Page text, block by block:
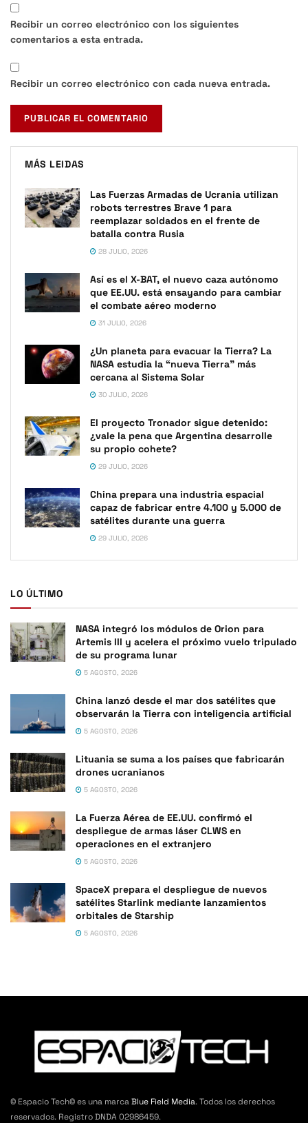
Recibir un correo electrónico con los siguientes
comentarios a esta entrada.
Recibir un correo electrónico con cada nueva entrada.
MÁS LEIDAS
Las Fuerzas Armadas de Ucrania utilizan
robots terrestres Brave 1 para
reemplazar soldados en el frente de
batalla contra Rusia
28 JULIO, 2026
Así es el X-BAT, el nuevo caza autónomo
que EE.UU. está ensayando para cambiar
el combate aéreo moderno
31 JULIO, 2026
¿Un planeta para evacuar la Tierra? La
NASA estudia la “nueva Tierra” más
cercana al Sistema Solar
30 JULIO, 2026
El proyecto Tronador sigue detenido:
¿vale la pena que Argentina desarrolle
su propio cohete?
29 JULIO, 2026
China prepara una industria espacial
capaz de fabricar entre 4.100 y 5.000 de
satélites durante una guerra
29 JULIO, 2026
LO ÚLTIMO
NASA integró los módulos de Orion para
Artemis III y acelera el próximo vuelo tripulado
de su programa lunar
5 AGOSTO, 2026
China lanzó desde el mar dos satélites que
observarán la Tierra con inteligencia artificial
5 AGOSTO, 2026
Lituania se suma a los países que fabricarán
drones ucranianos
5 AGOSTO, 2026
La Fuerza Aérea de EE.UU. confirmó el
despliegue de armas láser CLWS en
operaciones en el extranjero
5 AGOSTO, 2026
SpaceX prepara el despliegue de nuevos
satélites Starlink mediante lanzamientos
orbitales de Starship
5 AGOSTO, 2026
© Espacio Tech© es una marcaBlue Field Media. Todos los derechos
reservados. Registro DNDA 02986459.